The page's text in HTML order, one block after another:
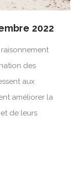
2022
des
aux
améliorer la
de leurs